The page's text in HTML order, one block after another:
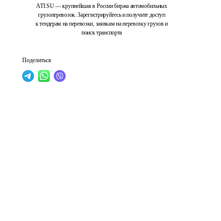
ATI.SU — крупнейшая в России биржа автомобильных
грузоперевозок. Зарегистрируйтесь и получите доступ
к тендерам на перевозки, заявкам на перевозку грузов и
поиск транспорта
Поделиться